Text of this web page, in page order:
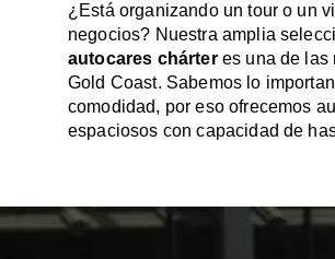
¿Está organizando un tour o un
negocios? Nuestra amplia
autocares chárteres una de las
Gold Coast. Sabemos lo
comodidad, por eso ofrecemos
espaciosos con capacidad de